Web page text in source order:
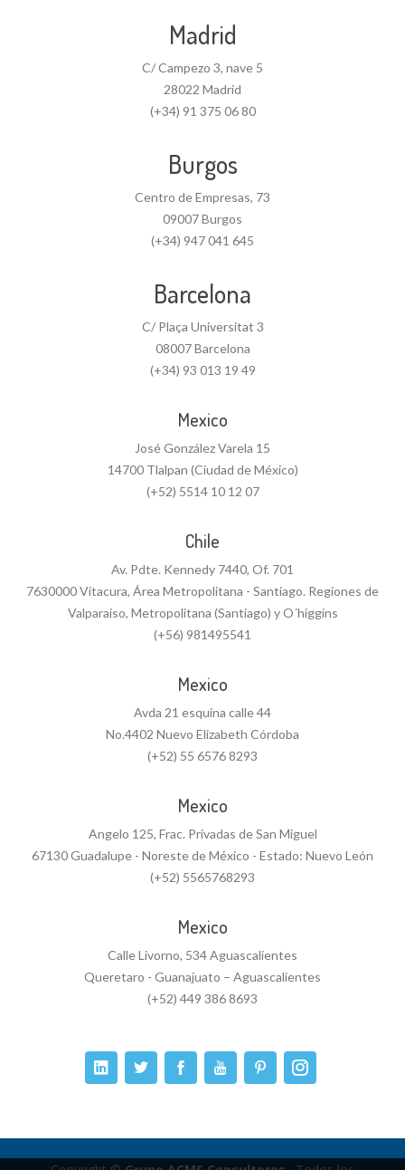
Madrid
C/ Campezo 3, nave 5
28022 Madrid
(+34) 91 375 06 80
Burgos
Centro de Empresas, 73
09007 Burgos
(+34) 947 041 645
Barcelona
C/ Plaça Universitat 3
08007 Barcelona
(+34) 93 013 19 49
Mexico
José González Varela 15
14700 Tlalpan (Ciudad de México)
(+52) 5514 10 12 07
Chile
Av. Pdte. Kennedy 7440, Of. 701
7630000 Vitacura, Área Metropolitana - Santiago. Regiones de
Valparaíso, Metropolitana (Santiago) y O´higgins
(+56) 981495541
Mexico
Avda 21 esquina calle 44
No.4402 Nuevo Elizabeth Córdoba
(+52) 55 6576 8293
Mexico
Angelo 125, Frac. Privadas de San Miguel
67130 Guadalupe - Noreste de México - Estado: Nuevo León
(+52) 5565768293
Mexico
Calle Livorno, 534 Aguascalientes
Queretaro - Guanajuato – Aguascalientes
(+52) 449 386 8693